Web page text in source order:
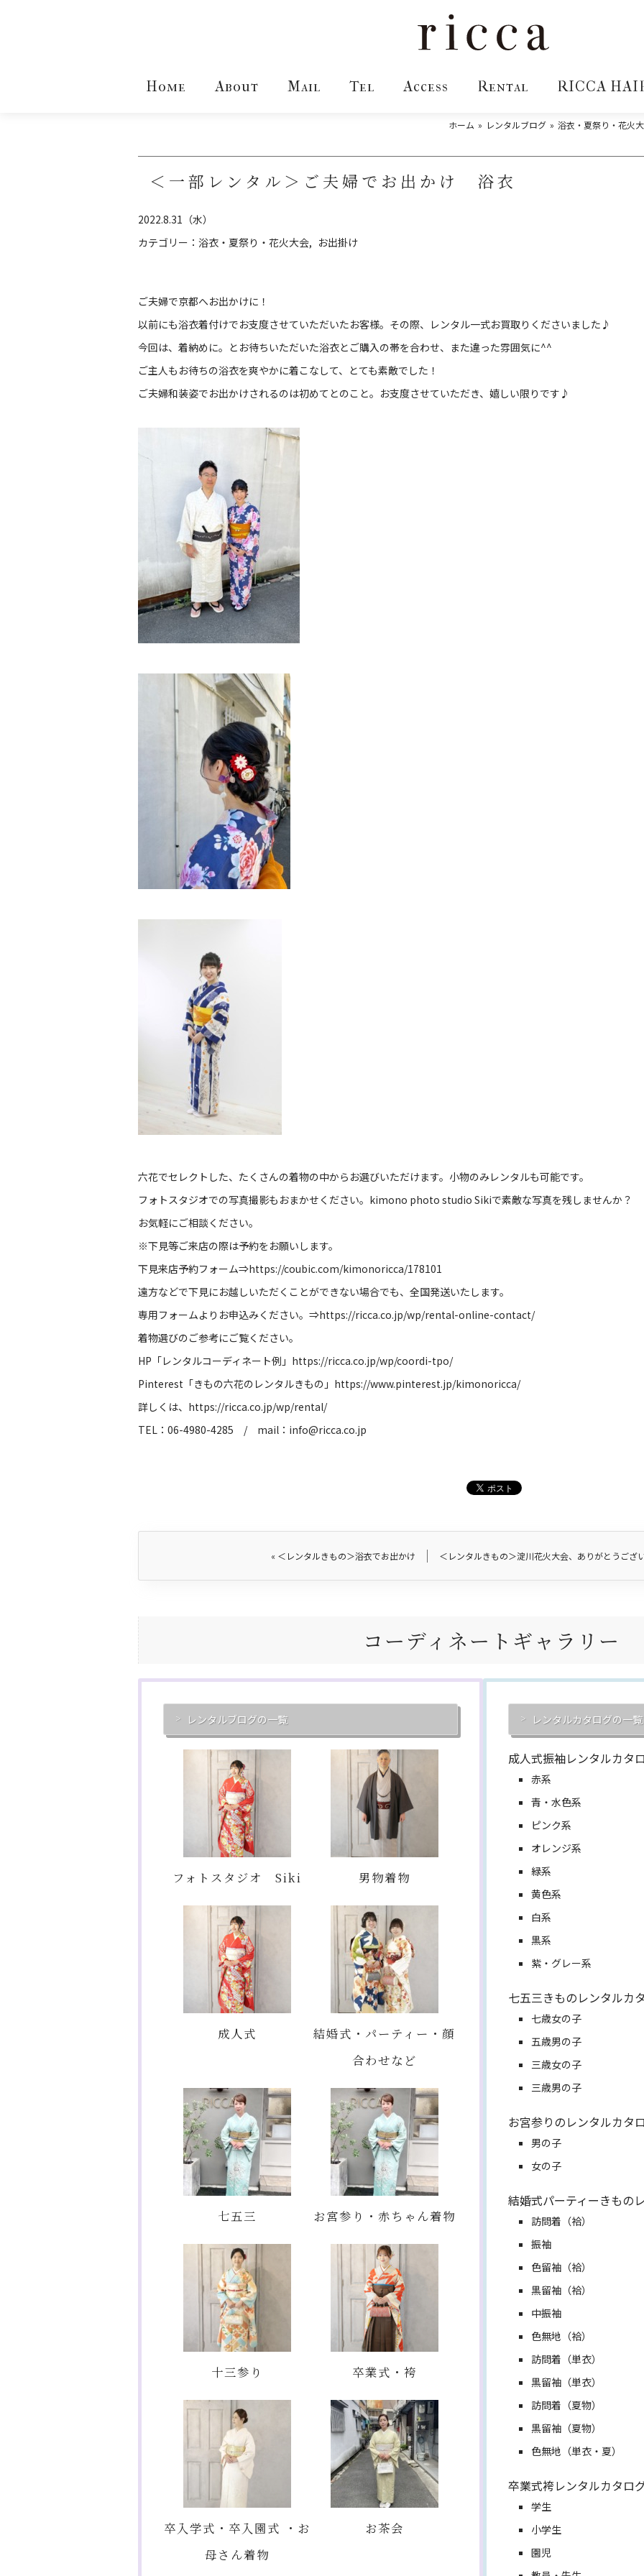
Home About Mail Tel Access Rental RICCA
ホーム レンタルブログ 浴衣・夏祭り・花火
＜一部レンタル＞ご夫婦でお出かけ 浴衣
2022.8.31（水）
カテゴリー： 浴衣・夏祭り・花火大会 お出掛け
ご夫婦で京都へお出かけに！
以前にも浴衣着付けでお支度させていただいたお客様。その際、レンタル一式お買取りくださいました♪
今回は、着納めに。とお待ちいただいた浴衣とご購入の帯を合わせ、また違った雰囲気に^^
ご主人もお待ちの浴衣を爽やかに着こなして、とても素敵でした！
ご夫婦和装姿でお出かけされるのは初めてとのこと。お支度させていただき、嬉しい限りです♪
六花でセレクトした、たくさんの着物の中からお選びいただけます。小物のみレンタルも可能です。
フォトスタジオでの写真撮影もおまかせください。 kimono photo studio Sikiで素敵な写真を残しませんか？
お気軽にご相談ください。
※下見等ご来店の際は予約をお願いします。
下見来店予約フォーム⇒https://coubic.com/kimonoricca/178101
遠方などで下見にお越しいただくことができない場合でも、全国発送いたします。
専用フォームよりお申込みください。⇒https://ricca.co.jp/wp/rental-online-contact/
着物選びのご参考にご覧ください。
HP 「レンタルコーディネート例」 https://ricca.co.jp/wp/coordi-tpo/
Pinterest 「きもの六花のレンタルきもの」 https://www.pinterest.jp/kimonoricca/
詳しくは、 https://ricca.co.jp/wp/rental/
TEL ： 06-4980-4285 / mail ： info@ricca.co.jp
« ＜レンタルきもの＞浴衣でお出かけ ＜レンタルきもの＞淀川花火大会、ありがとうご
コーディネートギャラリー
レンタルブログの一覧
フォトスタジオ Siki 男物着物
成人式
結婚式・パーティー・顔
合わせなど
七五三 お宮参り・赤ちゃん着物
十三参り 卒業式・袴
卒入学式・卒入園式 ・お
母さん着物
お茶会
レンタルカタログの一覧
成人式振袖レンタルカタ
赤系
青・水色系
ピンク系
オレンジ系
緑系
黄色系
白系
黒系
紫・グレー系
七五三きものレンタルカ
七歳女の子
五歳男の子
三歳女の子
三歳男の子
お宮参りのレンタルカタ
男の子
女の子
結婚式パーティーきもの
訪問着（袷）
振袖
色留袖（袷）
黒留袖（袷）
中振袖
色無地（袷）
訪問着（単衣）
黒留袖（単衣）
訪問着（夏物）
黒留袖（夏物）
色無地（単衣・夏）
卒業式袴レンタルカタロ
学生
小学生
園児